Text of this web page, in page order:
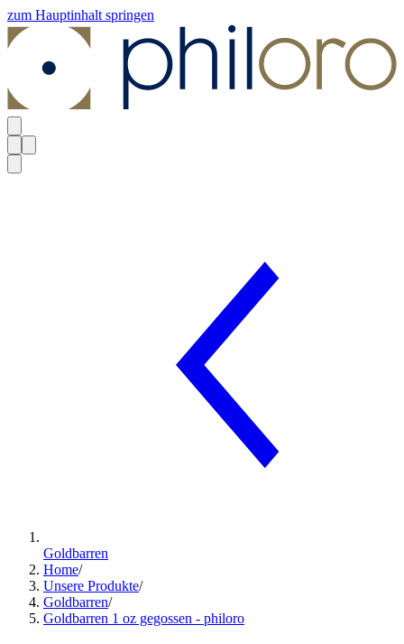
zum Hauptinhalt springen
Goldbarren
Home/
Unsere Produkte/
Goldbarren/
Goldbarren 1 oz gegossen - philoro